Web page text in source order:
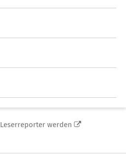
Leserreporter werden